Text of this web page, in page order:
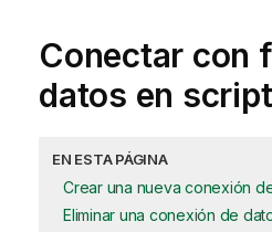
Conectar con
datos en
EN ESTA PÁGINA
Crear una nueva conexión
Eliminar una conexión de